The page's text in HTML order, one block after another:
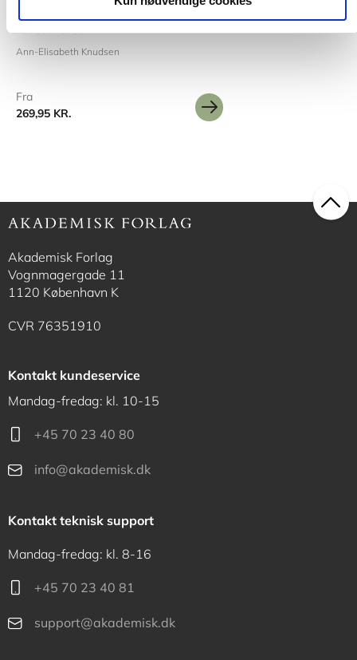
konsekvenser
Ann-Elisabeth Knudsen
Fra
269,95 KR.
Akademisk Forlag
Vognmagergade 11
1120 København K
CVR 76351910
Kontakt kundeservice
Mandag-fredag: kl. 10-15
+45 70 23 40 80
info@akademisk.dk
Kontakt teknisk support
Mandag-fredag: kl. 8-16
+45 70 23 40 81
support@akademisk.dk